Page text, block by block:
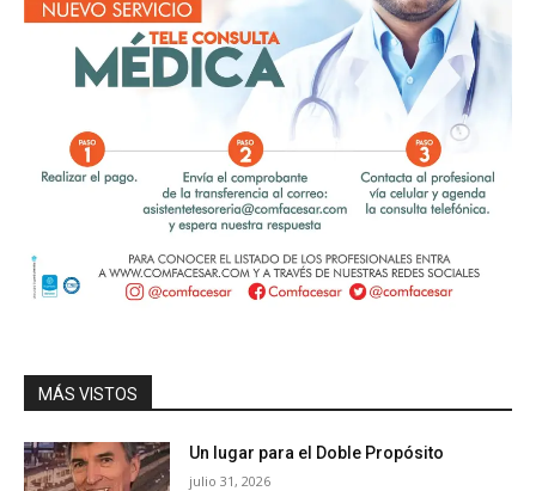
MÁS VISTOS
Un lugar para el Doble Propósito
julio 31, 2026